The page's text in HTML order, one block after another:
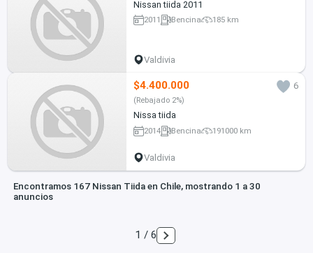
Nissan tiida 2011
2011 Bencina 185 km
Valdivia
$4.400.000 6
(Rebajado 2%)
Nissa tiida
2014 Bencina 191000 km
Valdivia
Encontramos 167 Nissan Tiida en Chile, mostrando 1 a 30
anuncios
1 / 6